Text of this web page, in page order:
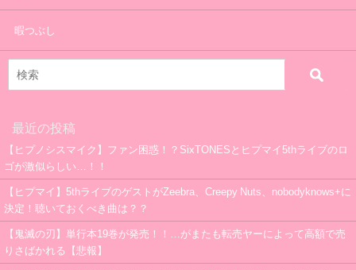
暇つぶし
最近の投稿
【ヒプノシスマイク】ファン困惑！？SixTONESとヒプマイ5thライブのロ
ゴが激似らしい…！！
【ヒプマイ】5thライブのゲストがZeebra、Creepy Nuts、nobodyknows+に
決定！聴いておくべき曲は？？
【鬼滅の刃】単行本19巻が発売！！…がまたも転売ヤーによって高額で売
りさばかれる【悲報】